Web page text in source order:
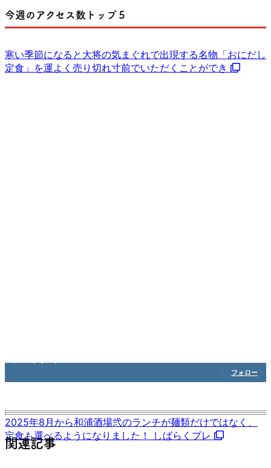
今週のアクセス数トップ５
寒い季節になると大将の気まぐれで出現する名物「おにだし
定食」を運よく売り切れ寸前でいただくことができ
2025年8月から和浦酒場弐のランチが麺類だけではなく、
定食も選べるようになりました！ しばらくプレ
フォロー
関連記事